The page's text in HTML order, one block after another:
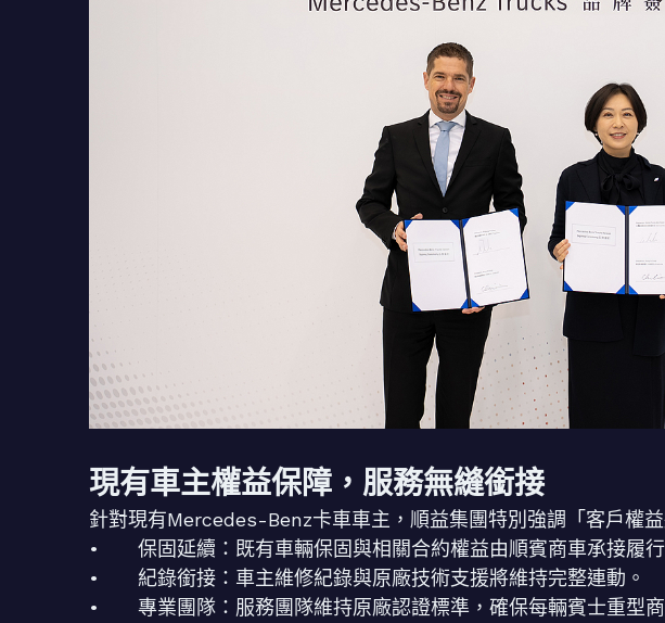
現有車主權益保障，服務無縫銜接
針對現有Mercedes-Benz卡車車主，順益集團特別強調「客戶權益
• 保固延續：既有車輛保固與相關合約權益由順賓商車承接履行
• 紀錄銜接：車主維修紀錄與原廠技術支援將維持完整連動。
• 專業團隊：服務團隊維持原廠認證標準，確保每輛賓士重型商